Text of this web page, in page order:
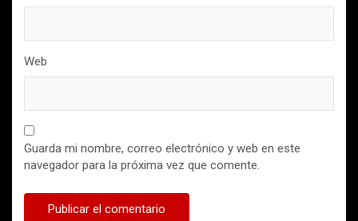
Web
Guarda mi nombre, correo electrónico y web en este
navegador para la próxima vez que comente.